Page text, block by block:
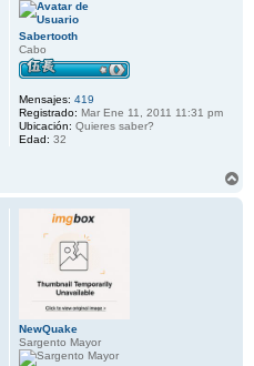
Sabertooth
Cabo
Mensajes: 419
Registrado: Mar Ene 11, 2011 11:31 pm
Ubicación: Quieres saber?
Edad: 32
NewQuake
Sargento Mayor